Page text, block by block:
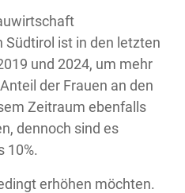
Südtirol ist in den letzten
und 2024, um mehr
der Frauen an den
Zeitraum ebenfalls
dennoch sind es
10%.
erhöhen möchten.